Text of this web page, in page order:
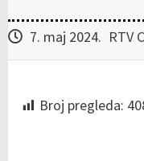
7. maj 2024. RTV
Broj pregleda: